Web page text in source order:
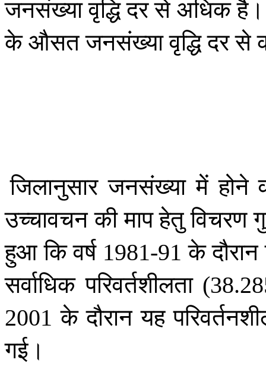
जनसंख्यावृद्धिदरसे अधिकहै।
केऔसतजनसंख्यावृद्धिदरसे
जिलानुसार जनसंख्या में होने
उच्चावचनकीमापहेतुविचरण
हुआकिवर्ष1981-91केदौरान
सर्वाधिक परिवर्तशीलता
2001के दौरान यह
गई।